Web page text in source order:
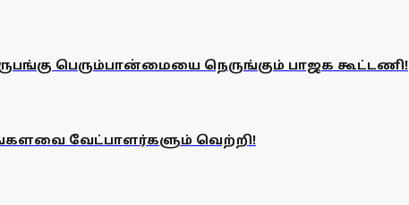
பெரும்பான்மையை நெருங்கும் பாஜக கூட்டணி!
வேட்பாளர்களும் வெற்றி!